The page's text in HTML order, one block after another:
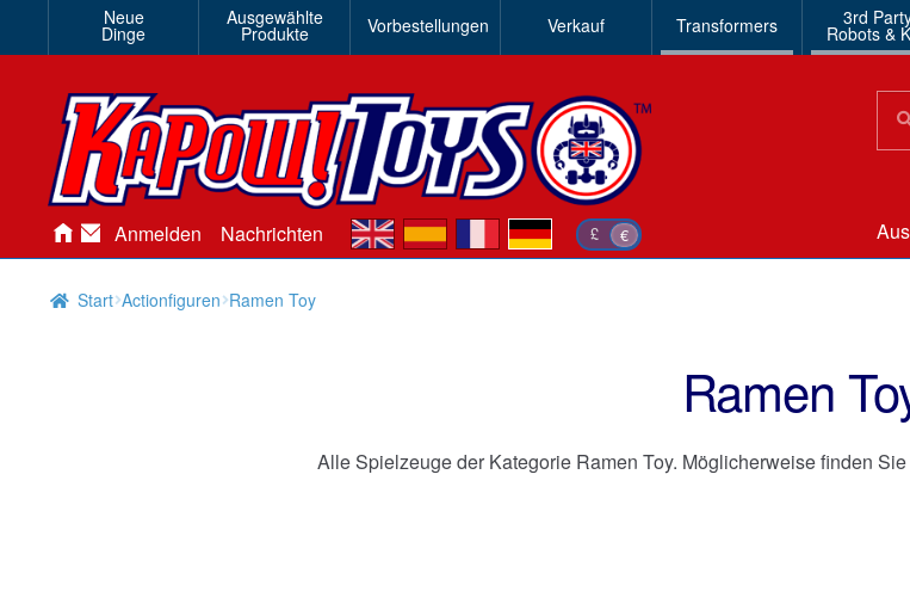
Neue
Dinge
Ausgewählte
Produkte Vorbestellungen Verkauf Transformers 3rd
Robots &
Anmelden Nachrichten £ €
en es de
Start Actionfiguren Ramen Toy
Ramen
Alle Spielzeuge der Kategorie Ramen Toy. Möglicherweise finden